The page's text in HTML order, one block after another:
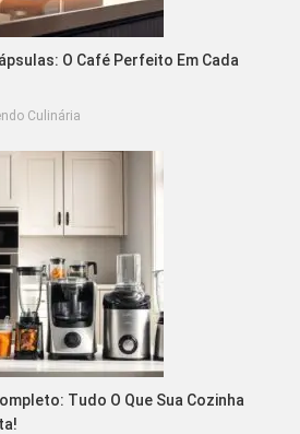
O Café Perfeito Em Cada
Culinária
Tudo O Que Sua Cozinha